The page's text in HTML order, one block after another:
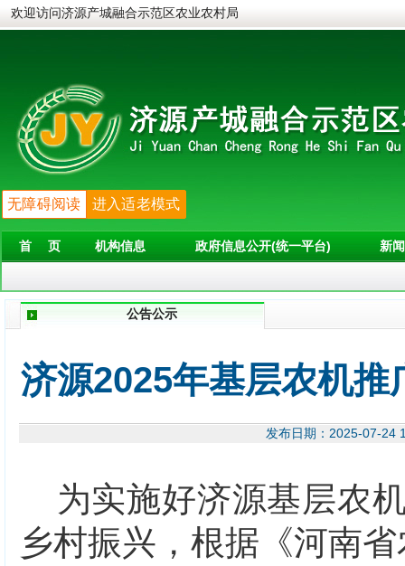
欢迎访问济源产城融合示范区农业农村局
无障碍阅读 进入适老模式
首 页 机构信息 政府信息公开(统一平台) 新
公告公示
济源2025年基层农机
发布日期：2025-
为实施好济源基层农
乡村振兴，根据《河南